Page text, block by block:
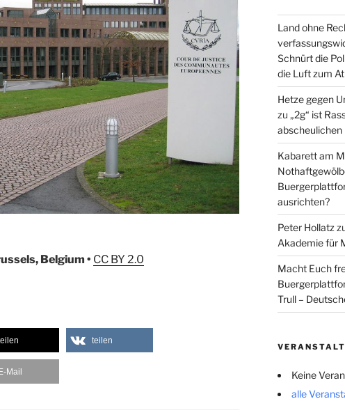
Belgium • CC BY 2.0
teilen
E-Mail
Land ohne
Schnürt die
die Luft zum
Hetze gegen
zu „2g“ ist
abscheulichen
Kabarett am
ausrichten?
Peter Hollatz
Akademie für
Macht Euch
Trull –
Keine
alle